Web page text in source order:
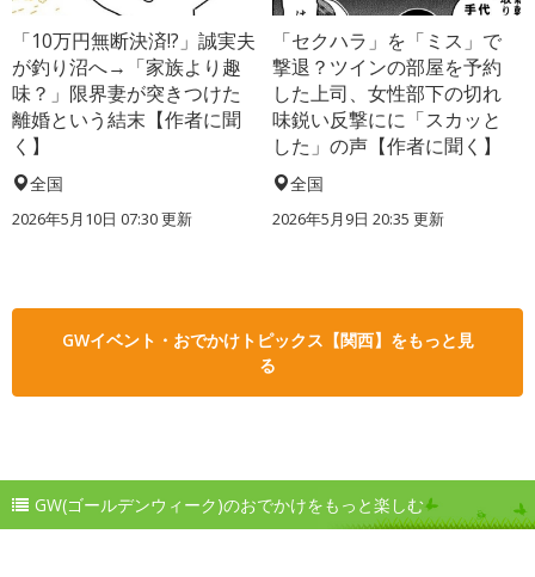
「10万円無断決済!?」誠実夫
が釣り沼へ→「家族より趣
味？」限界妻が突きつけた
離婚という結末【作者に聞
く】
全国
2026年5月10日 07:30 更新
「セクハラ」を「ミス」で
撃退？ツインの部屋を予約
した上司、女性部下の切れ
味鋭い反撃にに「スカッと
した」の声【作者に聞く】
全国
2026年5月9日 20:35 更新
GWイベント・おでかけトピックス【関西】をもっと見
る
GW(ゴールデンウィーク)のおでかけをもっと楽しむ